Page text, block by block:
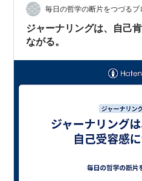
心地よく感じてない時 氣持ち
えてみ…
毎日の哲学の断片をつづるブ
ジャーナリングは、自己
ながる。